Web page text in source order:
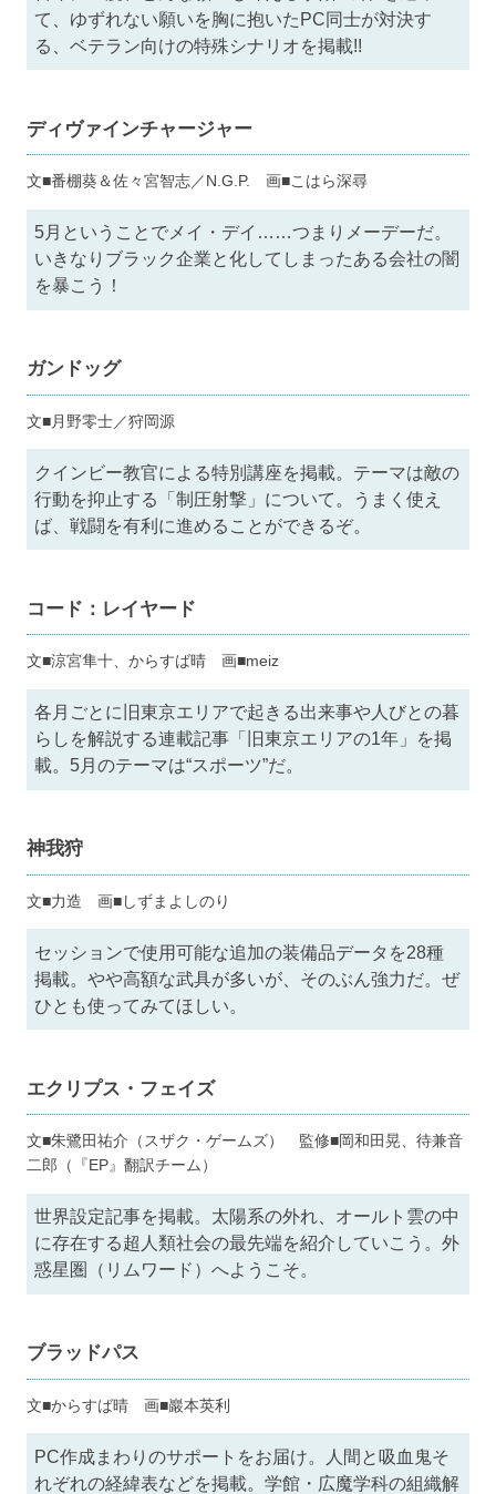
て、ゆずれない願いを胸に抱いたPC同士が対決す
る、ベテラン向けの特殊シナリオを掲載!!
ディヴァインチャージャー
文■番棚葵＆佐々宮智志／N.G.P. 画■こはら深尋
5月ということでメイ・デイ……つまりメーデーだ。
いきなりブラック企業と化してしまったある会社の闇
を暴こう！
ガンドッグ
文■月野零士／狩岡源
クインビー教官による特別講座を掲載。テーマは敵の
行動を抑止する「制圧射撃」について。うまく使え
ば、戦闘を有利に進めることができるぞ。
コード：レイヤード
文■涼宮隼十、からすば晴 画■meiz
各月ごとに旧東京エリアで起きる出来事や人びとの暮
らしを解説する連載記事「旧東京エリアの1年」を掲
載。5月のテーマは“スポーツ”だ。
神我狩
文■力造 画■しずまよしのり
セッションで使用可能な追加の装備品データを28種
掲載。やや高額な武具が多いが、そのぶん強力だ。ぜ
ひとも使ってみてほしい。
エクリプス・フェイズ
文■朱鷺田祐介（スザク・ゲームズ） 監修■岡和田晃、待兼音
二郎（『EP』翻訳チーム）
世界設定記事を掲載。太陽系の外れ、オールト雲の中
に存在する超人類社会の最先端を紹介していこう。外
惑星圏（リムワード）へようこそ。
ブラッドパス
文■からすば晴 画■巖本英利
PC作成まわりのサポートをお届け。人間と吸血鬼そ
れぞれの経緯表などを掲載。学館・広魔学科の組織解